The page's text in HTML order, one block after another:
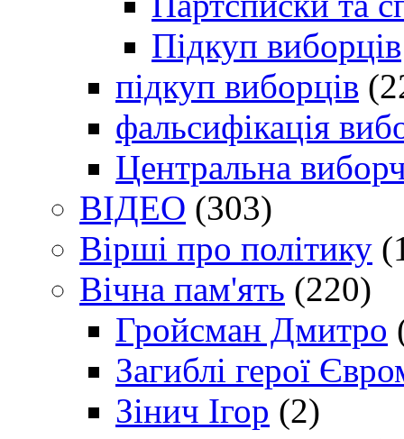
Підкуп виборців
підкуп виборців
фальсифікація
Центральна
ВІДЕО (303)
Вірші про політику
Вічна пам'ять (220)
Гройсман Дмитро
Загиблі герої
Зінич Ігор (2)